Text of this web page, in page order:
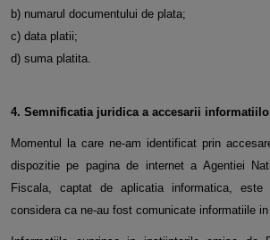
b) numarul documentului de plata;
c) data platii;
d) suma platita.
4. Semnificatia juridica a accesarii
Momentul la care ne-am identificat prin
dispozitie pe pagina de internet a Agentiei
Fiscala, captat de aplicatia informatica,
considera ca ne-au fost comunicate informatiile